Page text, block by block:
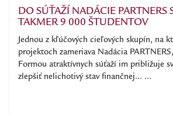
DO SÚŤAŽÍ NADÁCIE PARTNERS
TAKMER 9 000 ŠTUDENTOV
Jednou z kľúčových cieľových skupín, na
projektoch zameriava Nadácia
Formou atraktívnych súťaží im približuje
zlepšiť nelichotivý stav finančnej... ...